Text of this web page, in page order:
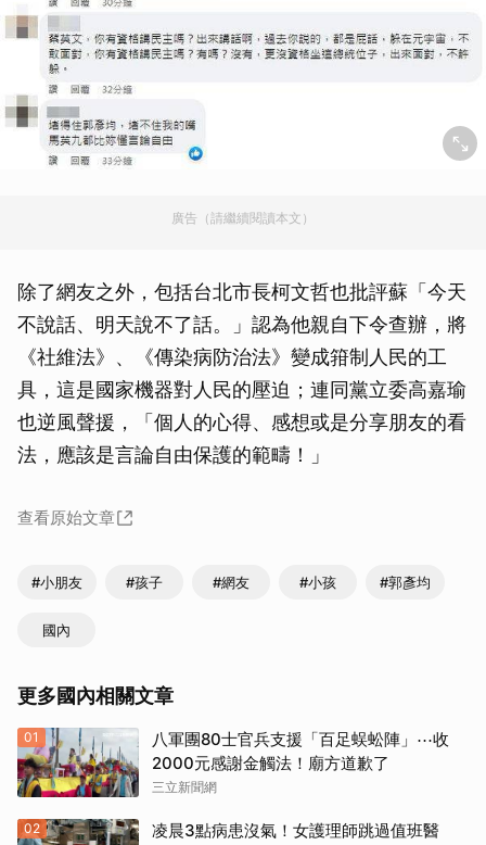
廣告（請繼續閱讀本文）
除了網友之外，包括台北市長柯文哲也批評蘇「今天
不說話、明天說不了話。」認為他親自下令查辦，將
《社維法》、《傳染病防治法》變成箝制人民的工
具，這是國家機器對人民的壓迫；連同黨立委高嘉瑜
也逆風聲援，「個人的心得、感想或是分享朋友的看
法，應該是言論自由保護的範疇！」
查看原始文章
#小朋友 #孩子 #網友 #小孩 #郭彥均
國內
更多國內相關文章
01
八軍團80士官兵支援「百足蜈蚣陣」⋯收
2000元感謝金觸法！廟方道歉了
三立新聞網
02
凌晨3點病患沒氣！女護理師跳過值班醫